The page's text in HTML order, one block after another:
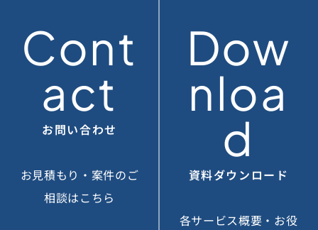
Cont
act
お問い合わせ
お見積もり・案件のご
相談はこちら
Dow
nloa
d
資料ダウンロード
各サービス概要・お役